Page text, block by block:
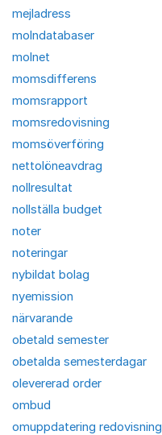
mejladress
molndatabaser
molnet
momsdifferens
momsrapport
momsredovisning
momsöverföring
nettolöneavdrag
nollresultat
nollställa budget
noter
noteringar
nybildat bolag
nyemission
närvarande
obetald semester
obetalda semesterdagar
olevererad order
ombud
omuppdatering redovisning